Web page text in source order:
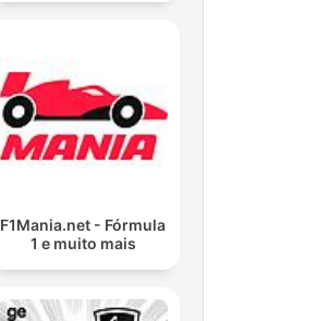
F1Mania.net - Fórmula
1 e muito mais